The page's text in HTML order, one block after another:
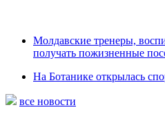
Молдавские тренеры,
получать пожизненные
На Ботанике открылась
все новости